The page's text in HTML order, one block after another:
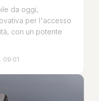
da oggi,
per l'accesso
con un potente
09:01